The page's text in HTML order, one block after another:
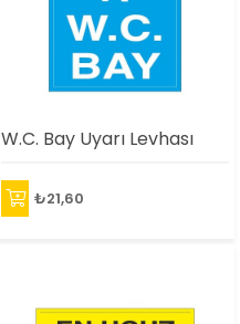
W.C. Bay Uyarı Levhası
₺21,60